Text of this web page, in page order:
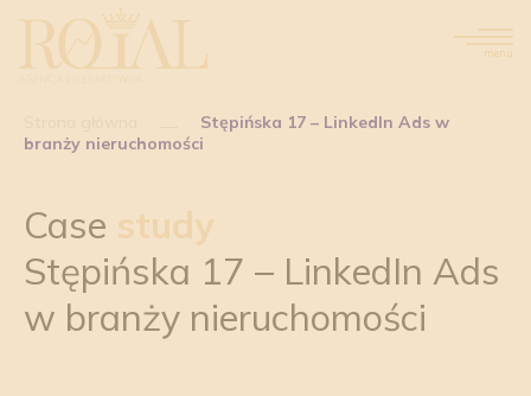
menu
Stępińska 17 – LinkedIn Ads w
branży nieruchomości
Case study
Stępińska 17 – LinkedIn Ads
w branży nieruchomości